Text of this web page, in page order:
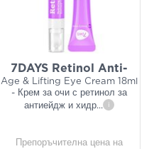
7DAYS Retinol Anti-
Age & Lifting Eye Cream 18ml
- Крем за очи с ретинол за
антиейдж и хидр... i
Препоръчителна цена на